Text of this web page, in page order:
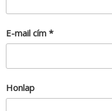
E-mail cím *
Honlap